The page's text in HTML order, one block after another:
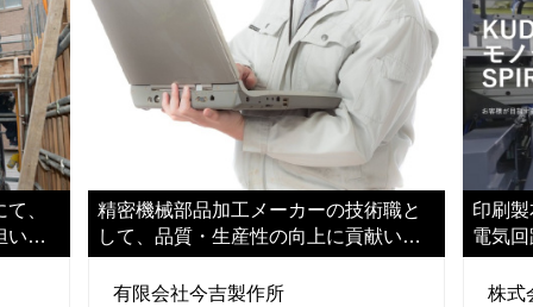
、
いご
精密機械部品加工メーカーの技術職と
して、品質・生産性の向上に貢献いた
だきます
有限会社今吉製作所
印刷
電気
担当
株式